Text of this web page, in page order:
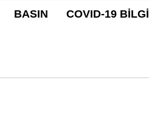
BASIN COVID-19 BİLGİ